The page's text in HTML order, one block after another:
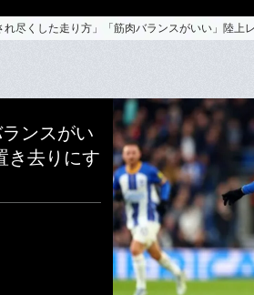
れ尽くした走り方」「筋肉バランスがいい」陸上
ンスがい
き去りにす